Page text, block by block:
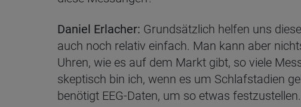
Daniel Erlacher: Grundsätzlich helfen uns
auch noch relativ einfach. Man kann aber
Uhren, wie es auf dem Markt gibt, so viele
skeptisch bin ich, wenn es um Schlafstadien
benötigt EEG-Daten, um so etwas